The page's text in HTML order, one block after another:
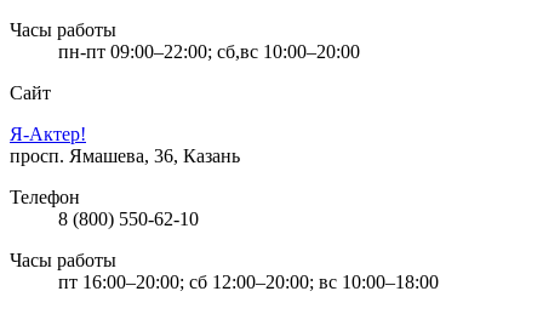
Часы работы
пн-пт 09:00–22:00; сб,вс 10:00–20:00
Сайт
Я-Актер!
просп. Ямашева, 36, Казань
Телефон
8 (800) 550-62-10
Часы работы
пт 16:00–20:00; сб 12:00–20:00; вс 10:00–18:00